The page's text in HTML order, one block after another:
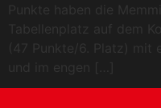
Punkte haben die
Tabellenplatz auf dem
(47 Punkte/6. Platz) mit
und im engen […]